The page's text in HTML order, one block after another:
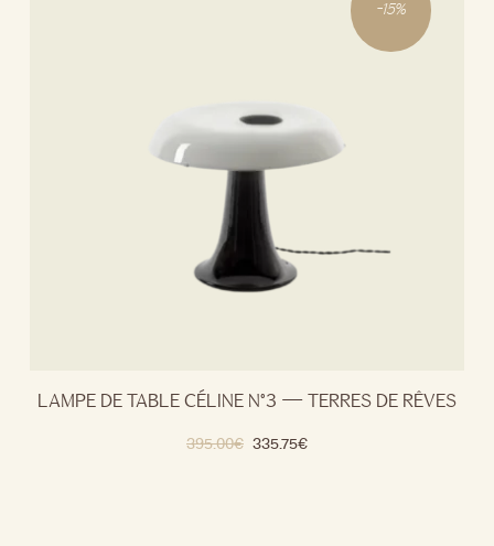
-15%
LAMPE DE TABLE CÉLINE N°3 — TERRES DE RÊVES
395.00€ 335.75€